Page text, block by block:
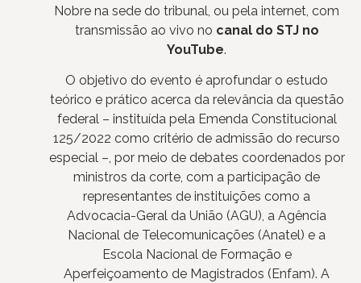
Nobre na sede do tribunal, ou pela internet, com
transmissão ao vivo no canal do STJ no
YouTube.
O objetivo do evento é aprofundar o estudo
teórico e prático acerca da relevância da questão
federal – instituída pela Emenda Constitucional
125/2022 como critério de admissão do recurso
especial –, por meio de debates coordenados por
ministros da corte, com a participação de
representantes de instituições como a
Advocacia-Geral da União (AGU), a Agência
Nacional de Telecomunicações (Anatel) e a
Escola Nacional de Formação e
Aperfeiçoamento de Magistrados (Enfam). A